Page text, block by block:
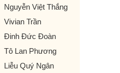
Nguyễn Việt Thắng
Vivian Trần
Đinh Đức Đoàn
Tô Lan Phương
Liễu Quý Ngân